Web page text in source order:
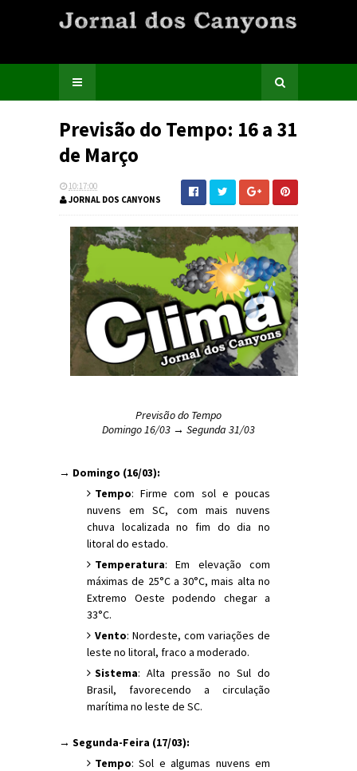
Previsão do Tempo: 16 a 31
de Março
10:17:00
JORNAL DOS CANYONS
Previsão do Tempo
Domingo 16/03 → Segunda 31/03
→ Domingo (16/03):
Tempo: Firme com sol e poucas
nuvens em SC, com mais nuvens
chuva localizada no fim do dia no
litoral do estado.
Temperatura: Em elevação com
máximas de 25°C a 30°C, mais alta no
Extremo Oeste podendo chegar a
33°C.
Vento: Nordeste, com variações de
leste no litoral, fraco a moderado.
Sistema: Alta pressão no Sul do
Brasil, favorecendo a circulação
marítima no leste de SC.
→ Segunda-Feira (17/03):
Tempo: Sol e algumas nuvens em